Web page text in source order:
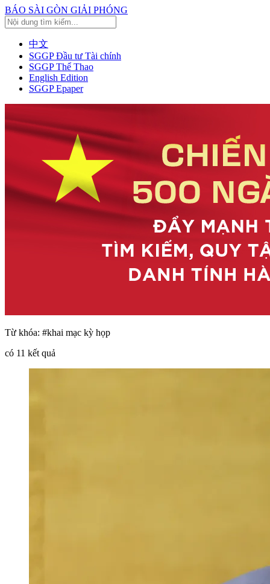
BÁO SÀI GÒN GIẢI PHÓNG
中文
SGGP Đầu tư Tài chính
SGGP Thể Thao
English Edition
SGGP Epaper
Từ khóa: #khai mạc kỳ họp
có 11 kết quả